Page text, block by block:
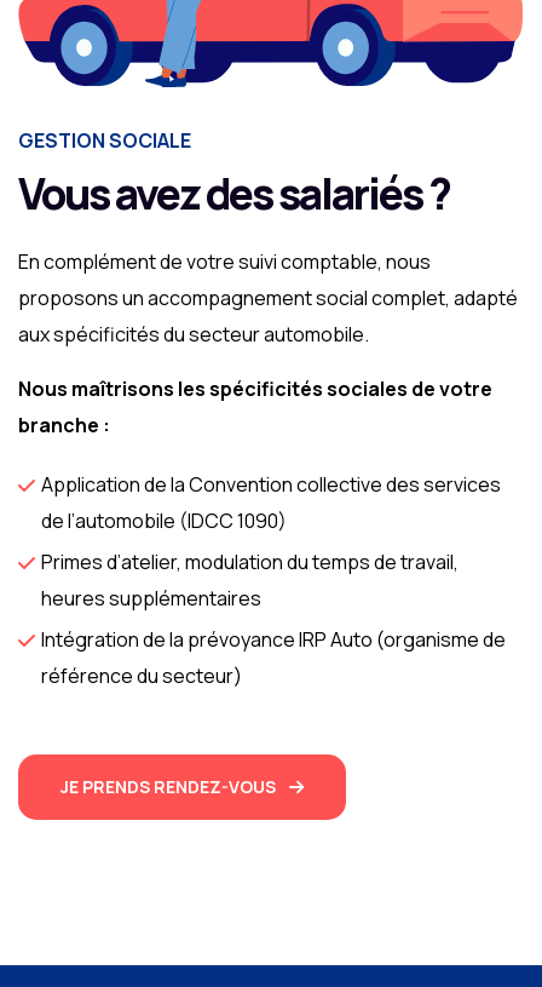
GESTION SOCIALE
Vous avez des salariés ?
En complément de votre suivi comptable, nous
proposons un accompagnement social complet, adapté
aux spécificités du secteur automobile.
Nous maîtrisons les spécificités sociales de votre
branche :
Application de la Convention collective des services
de l’automobile (IDCC 1090)
Primes d’atelier, modulation du temps de travail,
heures supplémentaires
Intégration de la prévoyance IRP Auto (organisme de
référence du secteur)
JE PRENDS RENDEZ-VOUS